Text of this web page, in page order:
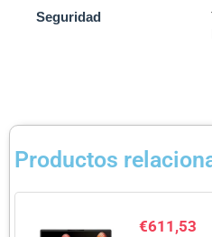
Seguridad
Productos
€611,53